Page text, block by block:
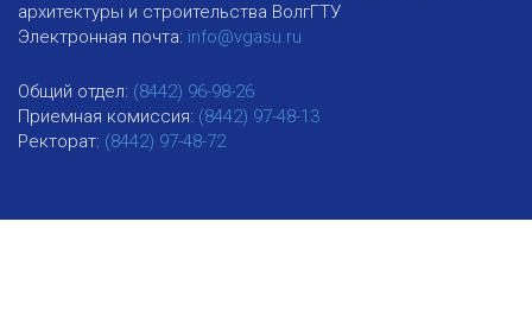
архитектуры и строительства ВолгГТУ
Электронная почта: info@vgasu.ru
Общий отдел: (8442) 96-98-26
Приемная комиссия: (8442) 97-48-13
Ректорат: (8442) 97-48-72